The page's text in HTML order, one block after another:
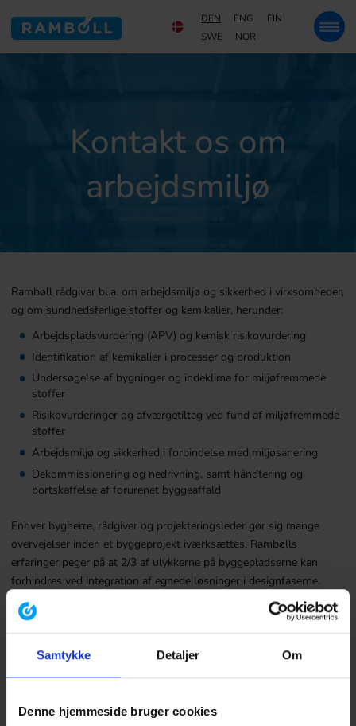
Samtykke Detaljer Om
Denne hjemmeside bruger cookies
DEN ENG
FIN
SWE
NOR
Kontakt os om
arbejdsmiljø
Rambøll rådgiver bl.a. om arbejdsmiljø og sikkerhed i virksomheder,
og om sundhedsfarlige stoffer og kemikalier, herunder:
Arbejdspladsvurdering (APV) og kemisk risikovurdering
Identifikation af kemikalier i processer og produktion
Undersøgelse af bygninger og indeklima for miljøfremmede
stoffer
Risikovurderinger og afværgetiltag ved fund af miljøfremmede
stoffer
Arbejdsmiljø og sikkerhed i forbindelse med miljøsanering
Dekommissionering og nedrivning, samt håndtering og
bortskaffelse af forurenet byggeaffald
Enhver bygherre, rådgiver og projekteringsleder gør sig mange
overvejelser inden et byggeprojekt iværksættes. Rambølls
erfaringer peger på at 2/3 af ulykkerne på byggepladserne kan
forhindres ved integration af egnede løsninger i designfaserne.
Rambøll’s konsulenter kan guide dig trygt igennem alle
projektfaserne i dit byggeprojekt og sikre, at bygherrens
Lisbeth